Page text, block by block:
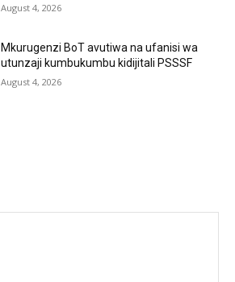
August 4, 2026
Mkurugenzi BoT avutiwa na ufanisi wa
utunzaji kumbukumbu kidijitali PSSSF
August 4, 2026